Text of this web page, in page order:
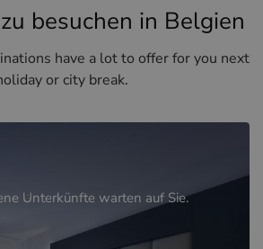
besuchen in Belgien
have a lot to offer for you next
or city break.
Unterkünfte warten auf Sie.